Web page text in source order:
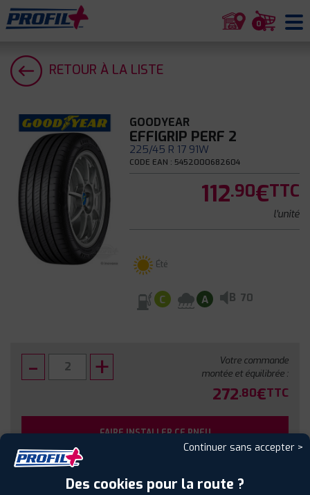
0
RETOUR À LA LISTE
GOODYEAR
EFFIGRIP PERF 2
225/45 R 17 91W
CODE EAN : 5452000682604
112.90€TTC
l'unité
Été
C A B 70
Votre commande
montée et équilibrée :
272.80€TTC
FAIRE INSTALLER CE PNEU
Sous réserve de disponibilité en agence
Continuer sans accepter >
Des cookies pour la route ?